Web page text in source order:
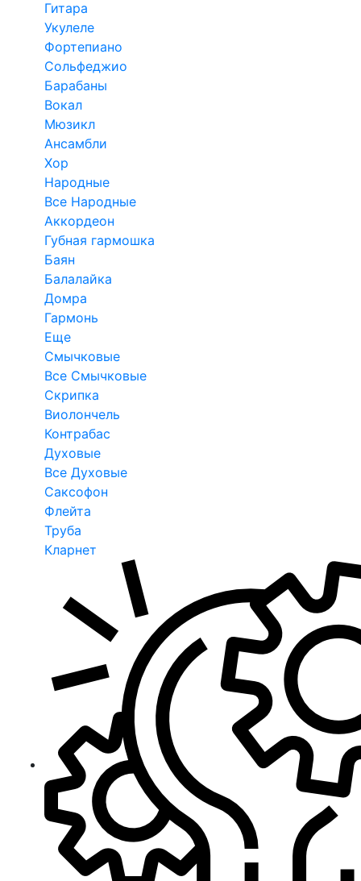
Гитара
Укулеле
Фортепиано
Сольфеджио
Барабаны
Вокал
Мюзикл
Ансамбли
Хор
Народные
Все Народные
Аккордеон
Губная гармошка
Баян
Балалайка
Домра
Гармонь
Еще
Смычковые
Все Смычковые
Скрипка
Виолончель
Контрабас
Духовые
Все Духовые
Саксофон
Флейта
Труба
Кларнет